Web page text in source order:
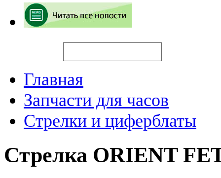
Главная
Запчасти для часов
Стрелки и циферблаты
Стрелка ORIENT